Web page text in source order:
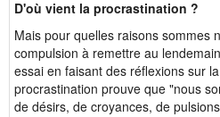
D'où vient la procrastination ?
Mais pour quelles raisons sommes
compulsion à remettre au
essai en faisant des réflexions sur
procrastination prouve que "nous
de désirs, de croyances, de